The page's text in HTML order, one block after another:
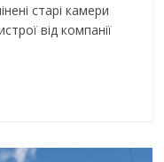
старі камери
від компанії